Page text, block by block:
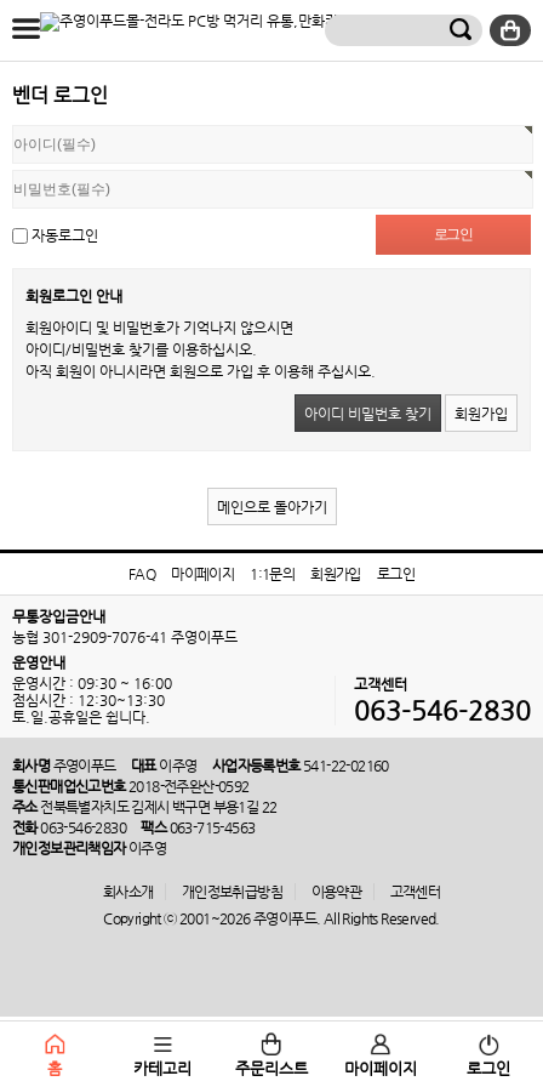
벤더 로그인
자동로그인
회원로그인 안내
회원아이디 및 비밀번호가 기억나지 않으시면
아이디/비밀번호 찾기를 이용하십시오.
아직 회원이 아니시라면 회원으로 가입 후 이용해 주십시오.
아이디 비밀번호 찾기 회원가입
메인으로 돌아가기
홈 카테고리 주문리스트 마이페이지 로그인
FAQ 마이페이지 1:1문의 회원가입 로그인
무통장입금안내
농협 301-2909-7076-41 주영이푸드
운영안내
운영시간 : 09:30 ~ 16:00
점심시간 : 12:30~13:30
토.일.공휴일은 쉽니다.
고객센터
063-546-2830
회사명주영이푸드 대표이주영 사업자등록번호541-22-02160
통신판매업신고번호2018-전주완산-0592
주소전북특별자치도 김제시 백구면 부용1길 22
전화063-546-2830 팩스063-715-4563
개인정보관리책임자이주영
회사소개 개인정보취급방침 이용약관
고객센터
Copyright ⓒ 2001~2026 주영이푸드. All Rights Reserved.